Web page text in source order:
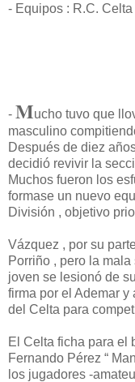
- Equipos : R.C.
- Mucho tuvo que
masculino
Después de diez
decidió revivir la
Muchos fueron los
formase un nuevo
División , objetivo
Vázquez , por su
Porriño , pero la mala
joven se lesionó de
firma por el Ademar y
del Celta para
El Celta ficha para el
Fernando Pérez “
los jugadores -